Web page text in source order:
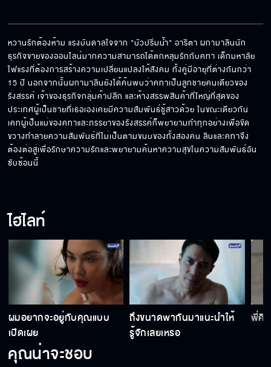
ผมเชื่อใจพี่นะ แต่ผมไม่เชื่อใจพ่อ
แม่ไม่ละอายใจบ้างเหรอที่ไม่รักษาคำพูด
ฉันไม่มีวันไปหาพ่อเธอหรอก
ถ้าเกิดอะไรขึ้นมันเป็นเพราะธาทำกับแม่ก่อน
หวานรักต้องห้าม แรงบันดาลใจจาก "บัวปริ่มน้ำ" อาริตา ผกามาลินนัก
ธุรกิจขายของออนไลน์มากความสามารถได้ตกหลุมรักกับคทา เด็กมหาลัย
ไฟแรงที่ต้องการสร้างความเปลี่ยนแปลงให้สังคม ทั้งคู่มีอายุที่ต่างกันกว่า
15 ปี นอกจากนั้นผกามาลินยังได้ค้นพบว่าคทาเป็นลูกชายคนเดียวของ
รังสรรค์ เจ้าของธุรกิจกลุ่มค้าปลีก และห้างสรรพสินค้าที่ใหญ่ที่สุดของ
ประเทศผู้เป็นชายที่เธอเองเคยมีความสัมพันธ์ชู้สาวด้วย ในขณะเดียวกัน
เคทผู้เป็นแม่ของคทาและภรรยาของรังสรรค์ก็พยายามทำทุกอย่างเพื่อขัด
ขวางทำลายความสัมพันธ์ที่ไม่เป็นตามขนบของทั้งสองคน ลินและคทาจึง
ต้องต่อสู่เพื่อรักษาความรักและพยายามค้นหาความสุขในความสัมพันธ์อัน
ซับซ้อนนี้
ไฮไลท์
ผมอยากจะอยู่กับคุณแบบ
เปิดเผย
ถึงขนาดพากันมาแนะนําให้
รู้จักเลยเหรอ
พี่คิด
คุณน่าจะชอบ